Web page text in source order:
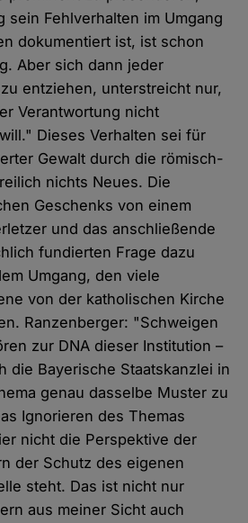
sein Fehlverhalten im Umgang
dokumentiert ist, ist schon
Aber sich dann jeder
entziehen, unterstreicht nur,
Verantwortung nicht
Dieses Verhalten sei für
Gewalt durch die römisch-
nichts Neues. Die
Geschenks von einem
und das anschließende
fundierten Frage dazu
Umgang, den viele
von der katholischen Kirche
Ranzenberger: "Schweigen
zur DNA dieser Institution –
die Bayerische Staatskanzlei in
genau dasselbe Muster zu
Ignorieren des Themas
nicht die Perspektive der
der Schutz des eigenen
steht. Das ist nicht nur
aus meiner Sicht auch